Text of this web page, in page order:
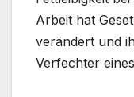
Arbeit hat
verändert und
Verfechter